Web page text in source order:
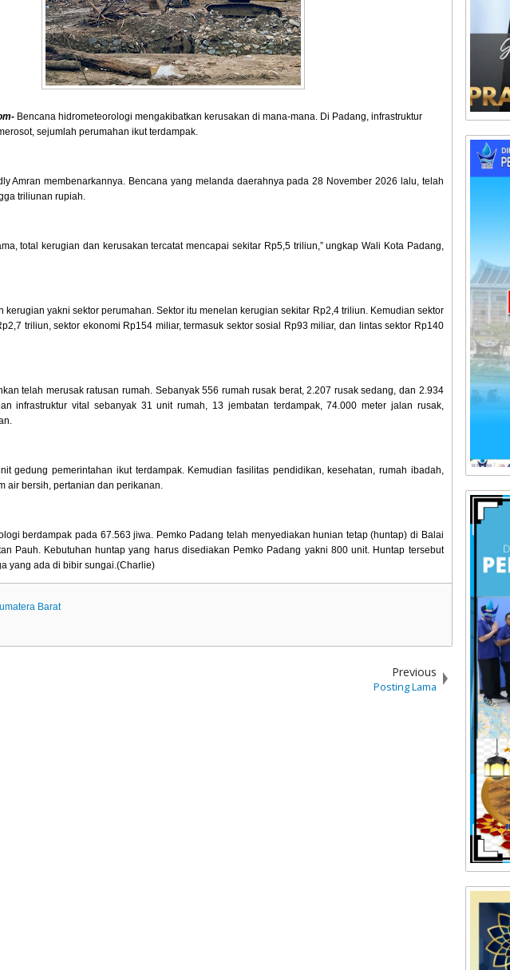
Bencana hidrometeorologi mengakibatkan kerusakan di mana-mana. Di Padang, infrastruktur
sejumlah perumahan ikut terdampak.
Amran membenarkannya. Bencana yang melanda daerahnya pada 28 November 2026 lalu, telah
triliunan rupiah.
total kerugian dan kerusakan tercatat mencapai sekitar Rp5,5 triliun,” ungkap Wali Kota Padang,
kerugian yakni sektor perumahan. Sektor itu menelan kerugian sekitar Rp2,4 triliun. Kemudian sektor
triliun, sektor ekonomi Rp154 miliar, termasuk sektor sosial Rp93 miliar, dan lintas sektor Rp140
telah merusak ratusan rumah. Sebanyak 556 rumah rusak berat, 2.207 rusak sedang, dan 2.934
infrastruktur vital sebanyak 31 unit rumah, 13 jembatan terdampak, 74.000 meter jalan rusak,
gedung pemerintahan ikut terdampak. Kemudian fasilitas pendidikan, kesehatan, rumah ibadah,
air bersih, pertanian dan perikanan.
berdampak pada 67.563 jiwa. Pemko Padang telah menyediakan hunian tetap (huntap) di Balai
Pauh. Kebutuhan huntap yang harus disediakan Pemko Padang yakni 800 unit. Huntap tersebut
yang ada di bibir sungai.(Charlie)
Barat
Previous
Posting Lama